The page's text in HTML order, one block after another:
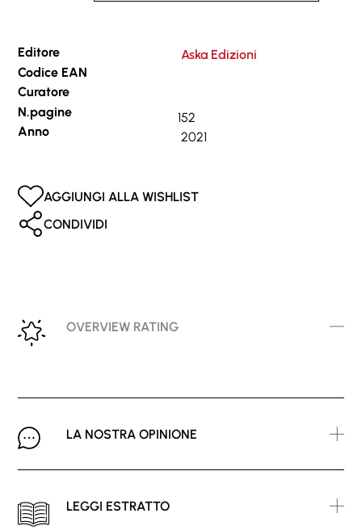
Editore
Aska Edizioni
Codice EAN
Curatore
N.pagine
152
Anno
2021
AGGIUNGI ALLA WISHLIST
CONDIVIDI
OVERVIEW RATING
LA NOSTRA OPINIONE
LEGGI ESTRATTO